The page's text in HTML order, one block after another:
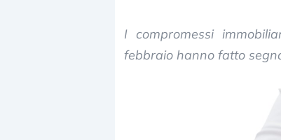
I compromessi
febbraio hanno fatto